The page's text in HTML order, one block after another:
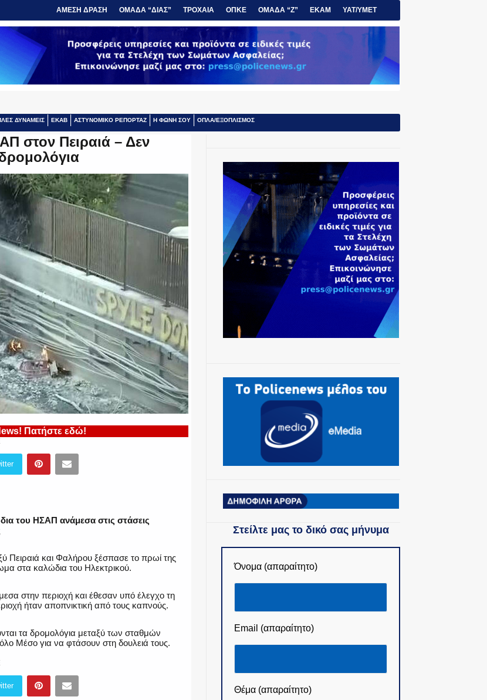
ΑΜΕΣΗ ΔΡΑΣΗ ΟΜΑΔΑ “ΔΙΑΣ” ΤΡΟΧΑΙΑ ΟΠΚΕ ΟΜΑΔΑ “Ζ” ΕΚΑΜ ΥΑΤ/ΥΜΕΤ
ΔΥΝΑΜΕΙΣ ΕΚΑΒ ΑΣΤΥΝΟΜΙΚΟ ΡΕΠΟΡΤΑΖ Η ΦΩΝΗ ΣΟΥ ΟΠΛΑ/ΕΞΟΠΛΙΣΜΟΣ
στον Πειραιά – Δεν
Πατήστε εδώ!
του ΗΣΑΠ ανάμεσα στις στάσεις
Πειραιά και Φαλήρου ξέσπασε το πρωί της
στα καλώδια του Ηλεκτρικού.
στην περιοχή και έθεσαν υπό έλεγχο τη
ήταν αποπνικτική από τους καπνούς.
τα δρομολόγια μεταξύ των σταθμών
Μέσο για να φτάσουν στη δουλειά τους.
Στείλτε μας το δικό σας μήνυμα
Όνομα (απαραίτητο)
Email (απαραίτητο)
Θέμα (απαραίτητο)